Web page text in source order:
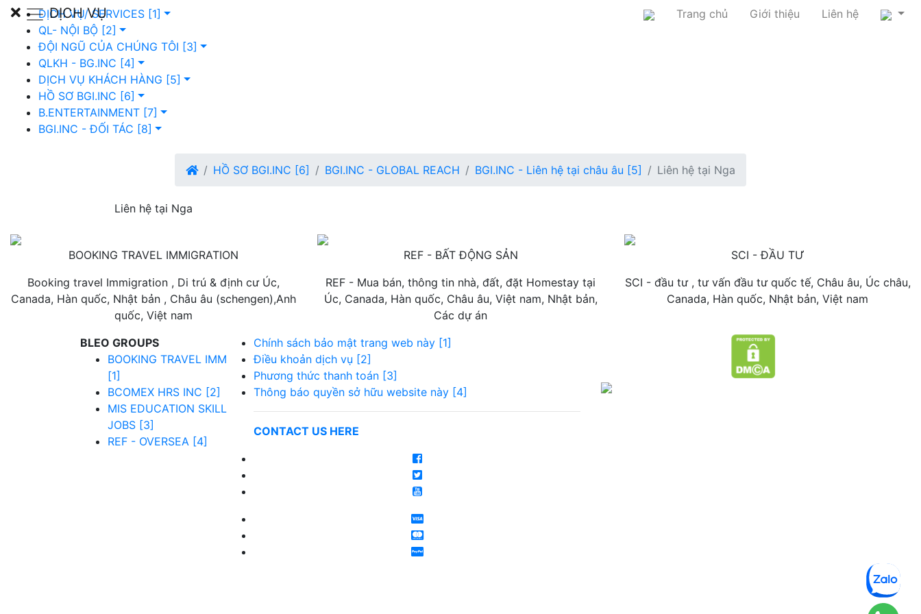
DỊCH VỤ/ SERVICES [1]
QL- NỘI BỘ [2]
ĐỘI NGŨ CỦA CHÚNG TÔI [3]
QLKH - BG.INC [4]
DỊCH VỤ KHÁCH HÀNG [5]
HỒ SƠ BGI.INC [6]
B.ENTERTAINMENT [7]
BGI.INC - ĐỐI TÁC [8]
DỊCH VỤ Trang chủ Giới thiệu Liên hệ
HỒ SƠ BGI.INC [6] BGI.INC - GLOBAL REACH BGI.INC - Liên hệ tại châu âu [5] Liên hệ tại Nga
Liên hệ tại Nga
BOOKING TRAVEL IMMIGRATION
Booking travel Immigration , Di trú & định cư Úc,
Canada, Hàn quốc, Nhật bản , Châu âu (schengen),Anh
quốc, Việt nam
REF - BẤT ĐỘNG SẢN
REF - Mua bán, thông tin nhà, đất, đặt Homestay tại
Úc, Canada, Hàn quốc, Châu âu, Việt nam, Nhật bản,
Các dự án
SCI - ĐẦU TƯ
SCI - đầu tư , tư vấn đầu tư quốc tế, Châu âu, Úc châu,
Canada, Hàn quốc, Nhật bản, Việt nam
BLEO GROUPS
BOOKING TRAVEL IMM
[1]
BCOMEX HRS INC [2]
MIS EDUCATION SKILL
JOBS [3]
REF - OVERSEA [4]
Chính sách bảo mật trang web này [1]
Điều khoản dịch vụ [2]
Phương thức thanh toán [3]
Thông báo quyền sở hữu website này [4]
CONTACT US HERE